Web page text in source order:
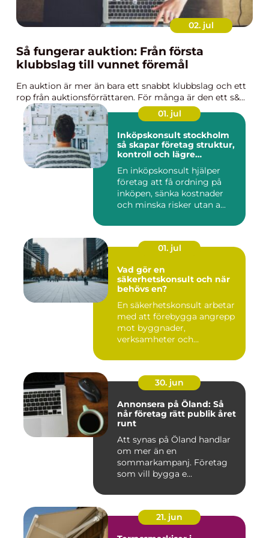
02. jul
Så fungerar auktion: Från första
klubbslag till vunnet föremål
En auktion är mer än bara ett snabbt klubbslag och ett
rop från auktionsförrättaren. För många är den ett s&...
01. jul
Inköpskonsult stockholm
så skapar företag struktur,
kontroll och lägre
En inköpskonsult hjälper
företag att få ordning på
inköpen, sänka kostnader
och minska risker utan a...
01. jul
Vad gör en
säkerhetskonsult och när
behövs en?
En säkerhetskonsult arbetar
med att förebygga angrepp
mot byggnader,
verksamheter och
30. jun
Annonsera på Öland: Så
når företag rätt publik året
runt
Att synas på Öland handlar
om mer än en
sommarkampanj. Företag
som vill bygga e...
21. jun